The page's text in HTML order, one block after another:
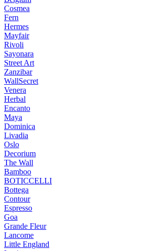
Cosmea
Fern
Hermes
Mayfair
Rivoli
Sayonara
Street Art
Zanzibar
WallSecret
Venera
Herbal
Encanto
Maya
Dominica
Livadia
Oslo
Decorium
The Wall
Bamboo
BOTICCELLI
Bottega
Contour
Espresso
Goa
Grande Fleur
Lancome
Little England